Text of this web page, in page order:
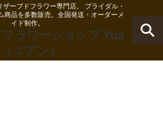
ーブドフラワー専門店。 ブライダル・
商品を多数販売。全国発送・オーダーメ
イド制作。
ラワーショップ Yua
ユアン）